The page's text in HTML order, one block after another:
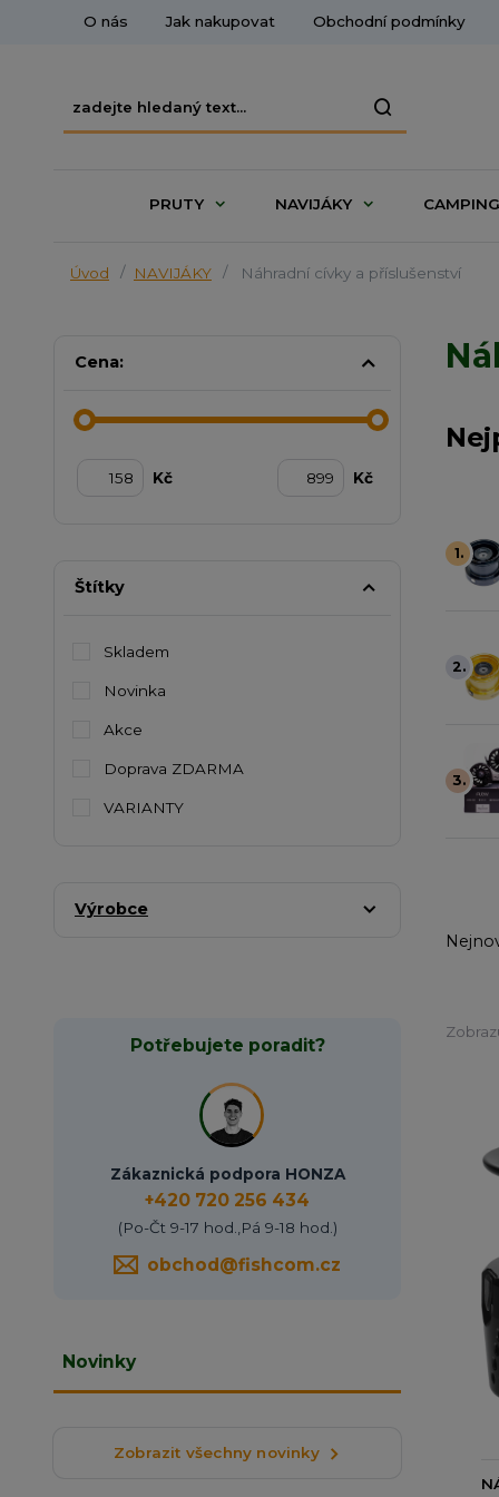
O nás Jak nakupovat Obchodní podmínky
PRUTY NAVIJÁKY CAMPING
Úvod NAVIJÁKY Náhradní cívky a příslušenství
1.
2.
3.
Cena:
Kč Kč
Štítky
Skladem
Novinka
Akce
Doprava ZDARMA
VARIANTY
Výrobce
Potřebujete poradit?
Zákaznická podpora HONZA
+420 720 256 434
(Po-Čt 9-17 hod.,Pá 9-18 hod.)
obchod@fishcom.cz
Novinky
Zobrazit všechny novinky